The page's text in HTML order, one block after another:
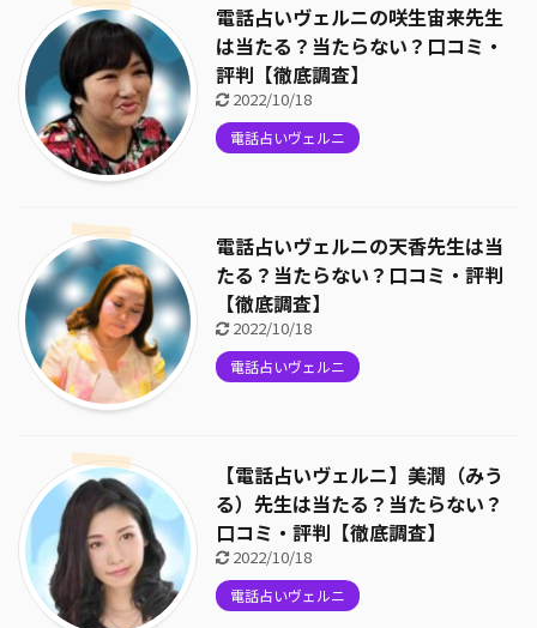
電話占いヴェルニの咲生宙来先生
は当たる？当たらない？口コミ・
評判【徹底調査】
2022/10/18
電話占いヴェルニ
電話占いヴェルニの天香先生は当
たる？当たらない？口コミ・評判
【徹底調査】
2022/10/18
電話占いヴェルニ
【電話占いヴェルニ】美潤（みう
る）先生は当たる？当たらない？
口コミ・評判【徹底調査】
2022/10/18
電話占いヴェルニ